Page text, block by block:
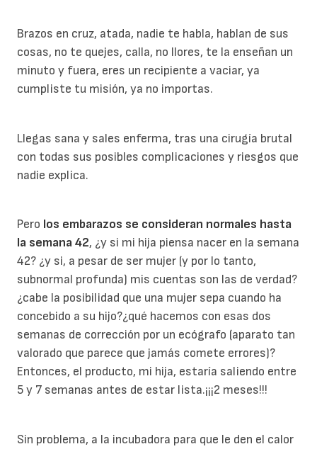
Brazos en cruz, atada, nadie te habla, hablan de sus
cosas, no te quejes, calla, no llores, te la enseñan un
minuto y fuera, eres un recipiente a vaciar, ya
cumpliste tu misión, ya no importas.
Llegas sana y sales enferma, tras una cirugía brutal
con todas sus posibles complicaciones y riesgos que
nadie explica.
Pero los embarazos se consideran normales hasta
la semana 42, ¿y si mi hija piensa nacer en la semana
42? ¿y si, a pesar de ser mujer (y por lo tanto,
subnormal profunda) mis cuentas son las de verdad?
¿cabe la posibilidad que una mujer sepa cuando ha
concebido a su hijo?¿qué hacemos con esas dos
semanas de corrección por un ecógrafo (aparato tan
valorado que parece que jamás comete errores)?
Entonces, el producto, mi hija, estaría saliendo entre
5 y 7 semanas antes de estar lista.¡¡¡2 meses!!!
Sin problema, a la incubadora para que le den el calor